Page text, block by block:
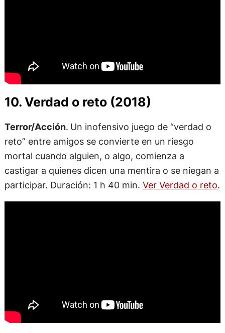
10. Verdad o reto (2018)
Terror/Acción. Un inofensivo juego de “verdad o
reto” entre amigos se convierte en un riesgo
mortal cuando alguien, o algo, comienza a
castigar a quienes dicen una mentira o se niegan a
participar. Duración: 1 h 40 min. Ver Verdad o reto.